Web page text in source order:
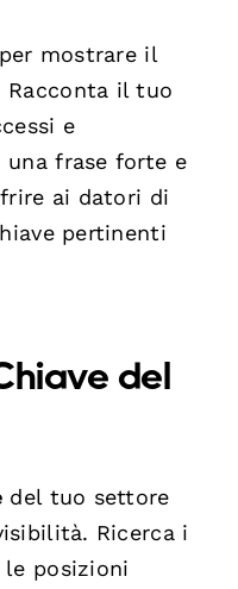
mostrare il
Racconta il tuo
e
una frase forte e
ai datori di
pertinenti
del
del tuo settore
Ricerca i
posizioni